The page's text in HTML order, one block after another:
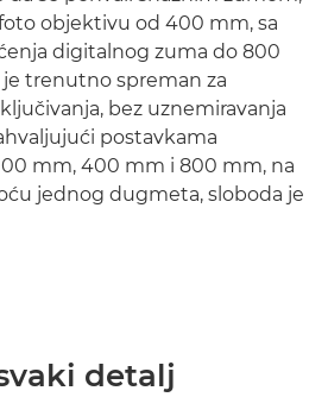
objektivu od 400 mm, sa
digitalnog zuma do 800
je trenutno spreman za
bez uznemiravanja
postavkama
mm, 400 mm i 800 mm, na
jednog dugmeta, sloboda je
detalj